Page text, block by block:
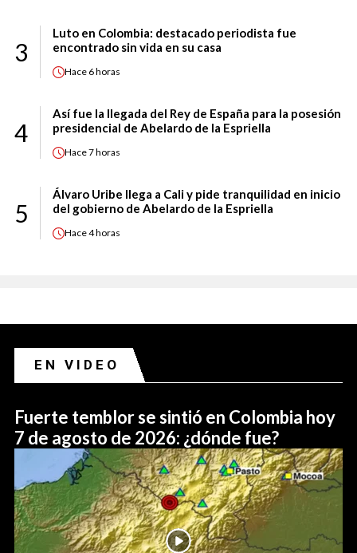
3
Luto en Colombia: destacado periodista fue
encontrado sin vida en su casa
Hace 6 horas
4
Así fue la llegada del Rey de España para la posesión
presidencial de Abelardo de la Espriella
Hace7 horas
5
Álvaro Uribe llega a Cali y pide tranquilidad en inicio
del gobierno de Abelardo de la Espriella
Hace4 horas
EN VIDEO
Fuerte temblor se sintió en Colombia hoy
7 de agosto de 2026: ¿dónde fue?